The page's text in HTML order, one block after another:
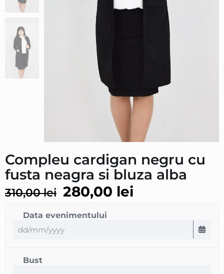
Compleu cardigan negru cu
fusta neagra si bluza alba
310,00lei 280,00 lei
Data evenimentului
Bust